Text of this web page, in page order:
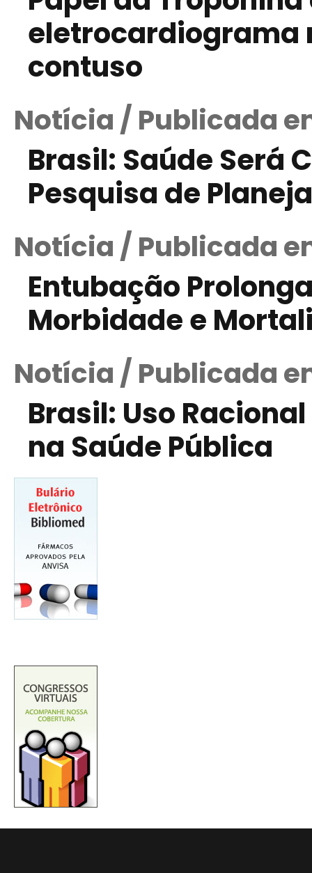
eletrocardiograma
contuso
Notícia / Publicada
Brasil: Saúde Será
Pesquisa de
Notícia / Publicada
Entubação
Morbidade e
Notícia / Publicada
Brasil: Uso
na Saúde Pública